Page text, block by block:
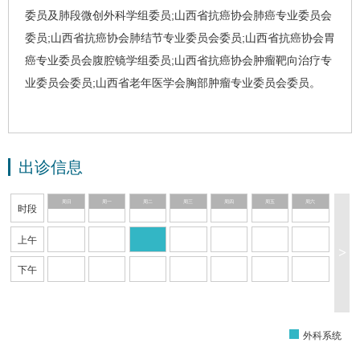
委员及肺段微创外科学组委员;山西省抗癌协会肺癌专业委员会
委员;山西省抗癌协会肺结节专业委员会委员;山西省抗癌协会胃
癌专业委员会腹腔镜学组委员;山西省抗癌协会肿瘤靶向治疗专
业委员会委员;山西省老年医学会胸部肿瘤专业委员会委员。
出诊信息
时段
上午
下午
周日 周一 周三 周四 周五 周六
>
外科系统